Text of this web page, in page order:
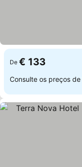
De € 133
Consulte os preços de